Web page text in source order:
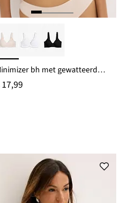
Minimizer bh met gewatteerde bandjes
17,99